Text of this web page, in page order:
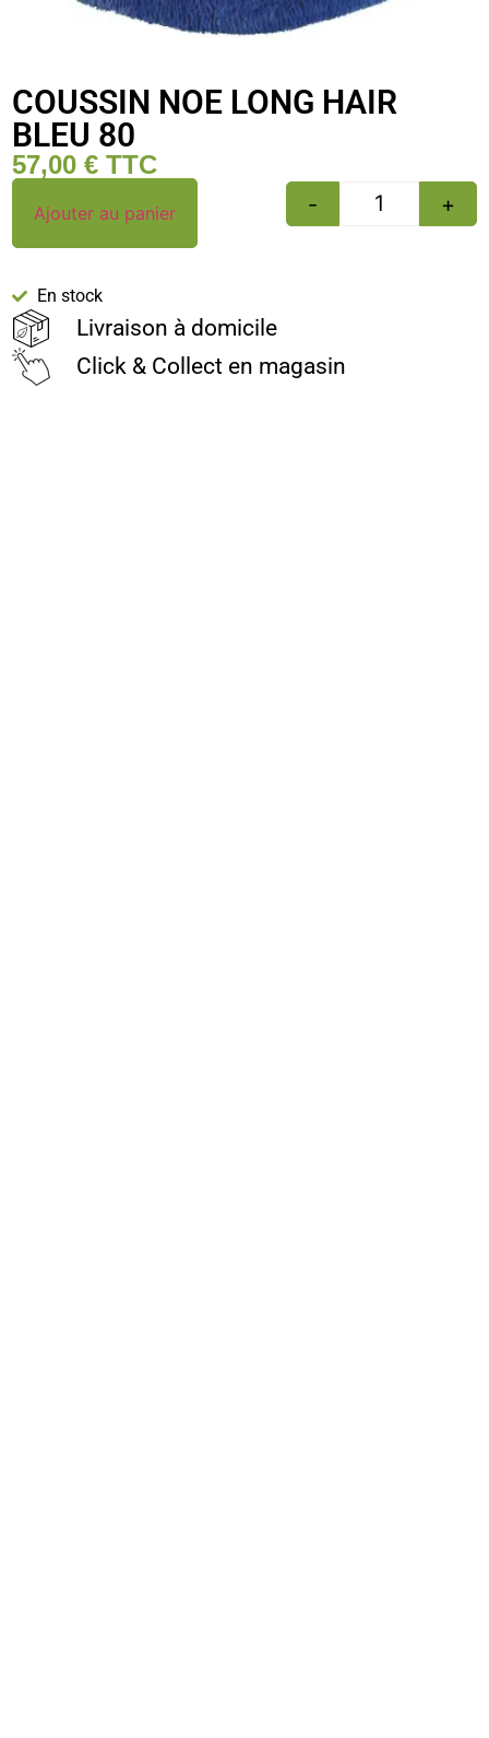
COUSSIN NOE LONG HAIR
BLEU 80
57,00€ TTC
- +
Ajouter au panier
En stock
Livraison à domicile
Click & Collect en magasin